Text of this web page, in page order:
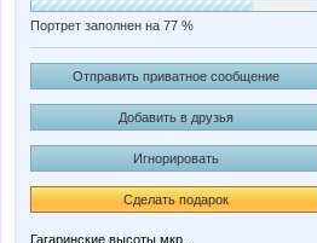
Портрет заполнен на 77 %
Отправить приватное сообщение
Добавить в друзья
Игнорировать
Сделать подарок
Гагаринские высоты мкр.